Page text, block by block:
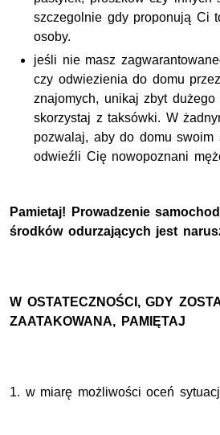
szczegolnie gdy proponują Ci
osoby.
jeśli nie masz
czy odwiezienia do domu
znajomych, unikaj zbyt
skorzystaj z taksówki. W
pozwalaj, aby do domu swoim
odwieźli Cię nowopoznani
Pamietaj! Prowadzenie
środków odurzających jest
W OSTATECZNOŚCI, GDY
ZAATAKOWANA, PAMIĘTAJ
1. w miarę możliwości oceń